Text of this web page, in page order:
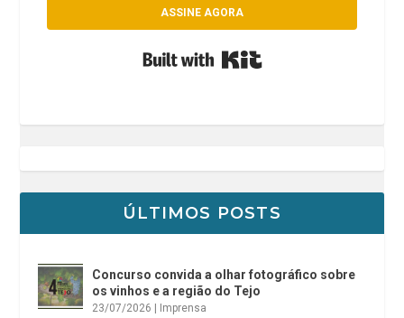
ASSINE AGORA
ÚLTIMOS POSTS
Concurso convida a olhar fotográfico sobre
os vinhos e a região do Tejo
23/07/2026 Imprensa